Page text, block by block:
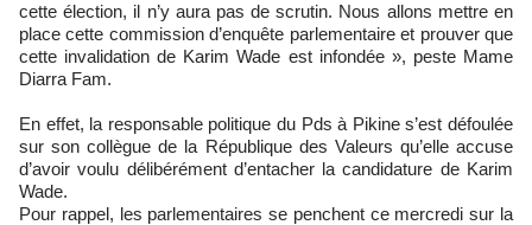
cette élection, il n’y aura pas de scrutin. Nous allons mettre en
place cette commission d’enquête parlementaire et prouver que
cette invalidation de Karim Wade est infondée », peste Mame
Diarra Fam.
En effet, la responsable politique du Pds à Pikine s’est défoulée
sur son collègue de la République des Valeurs qu’elle accuse
d’avoir voulu délibérément d’entacher la candidature de Karim
Wade.
Pour rappel, les parlementaires se penchent ce mercredi sur la